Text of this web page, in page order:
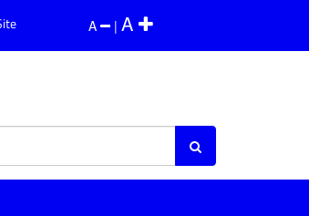
A | A